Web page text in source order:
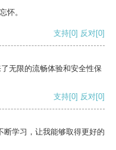
怀。
支持[0] 反对[0]
无限的流畅体验和安全性保
支持[0] 反对[0]
断学习，让我能够取得更好的